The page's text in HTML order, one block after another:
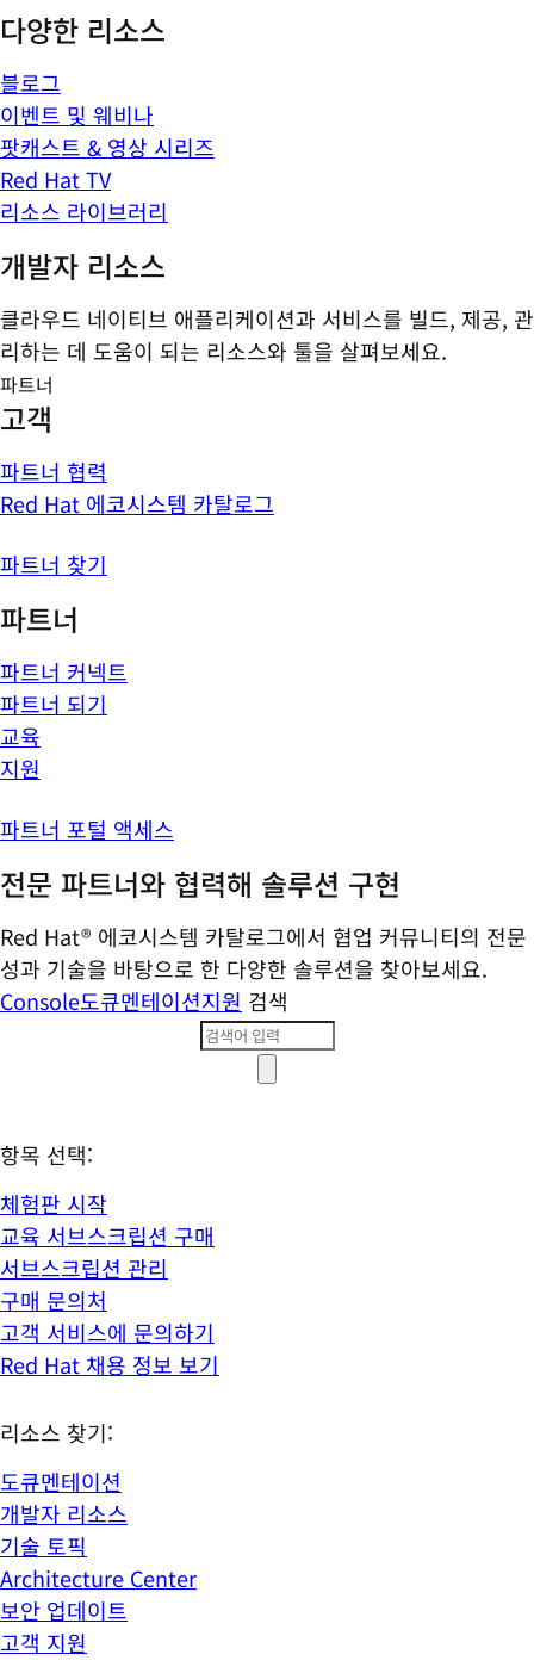
다양한 리소스
블로그
이벤트 및 웨비나
팟캐스트 & 영상 시리즈
Red Hat TV
리소스 라이브러리
개발자 리소스
클라우드 네이티브 애플리케이션과 서비스를 빌드, 제공, 관
리하는 데 도움이 되는 리소스와 툴을 살펴보세요.
파트너
고객
파트너 협력
Red Hat 에코시스템 카탈로그
파트너 찾기
파트너
파트너 커넥트
파트너 되기
교육
지원
파트너 포털 액세스
전문 파트너와 협력해 솔루션 구현
Red Hat® 에코시스템 카탈로그에서 협업 커뮤니티의 전문
성과 기술을 바탕으로 한 다양한 솔루션을 찾아보세요.
Console도큐멘테이션지원 검색
항목 선택:
체험판 시작
교육 서브스크립션 구매
서브스크립션 관리
구매 문의처
고객 서비스에 문의하기
Red Hat 채용 정보 보기
리소스 찾기:
도큐멘테이션
개발자 리소스
기술 토픽
Architecture Center
보안 업데이트
고객 지원